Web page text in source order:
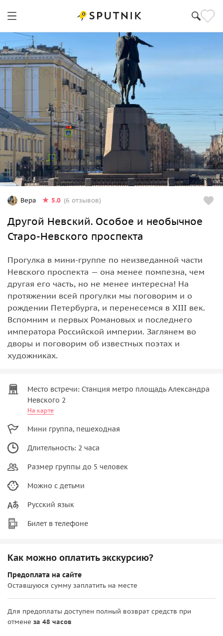
Вера 5.0 (6 отзывов)
Другой Невский. Особое и необычное
Старо-Невского проспекта
Прогулка в мини-группе по неизведанной части
Невского проспекта — она менее помпезна, чем
другая его часть, но не менее интересна! На
протяжении всей прогулки мы поговорим и о
рождении Петербурга, и перенесемся в XIII век.
Вспомним и первых Романовых и последнего
императора Российской империи. Заглянем во
дворы и поговорим об известных поэтах и
художниках.
Место встречи: Станция метро площадь Александра
Невского 2
На карте
Мини группа, пешеходная
Длительность: 2 часа
Размер группы до 5 человек
Можно с детьми
Русский язык
Билет в телефоне
Как можно оплатить экскурсию?
Предоплата на сайте
Оставшуюся сумму заплатить на месте
Для предоплаты доступен полный возврат средств при
отмене за 48 часов